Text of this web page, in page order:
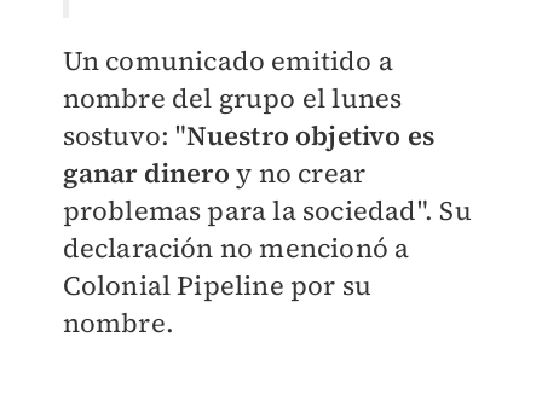
Un comunicado emitido a
nombre del grupo el lunes
sostuvo: "Nuestro objetivo es
ganar dineroy no crear
problemas para la sociedad". Su
declaración no mencionó a
Colonial Pipeline por su
nombre.